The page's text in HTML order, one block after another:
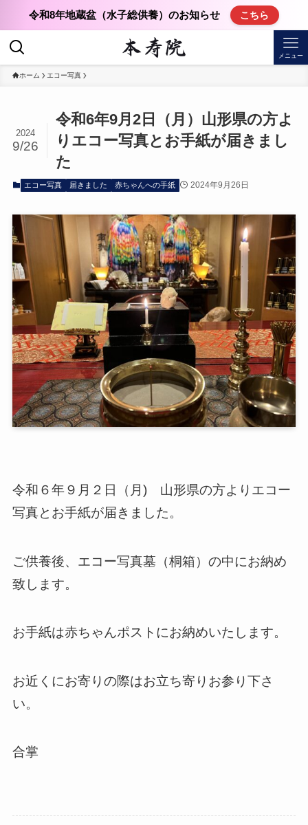
令和8年地蔵盆（水子総供養）のお知らせ こちら
メニュー
ホーム エコー写真
令和6年9月2日（月）山形県の方よ
りエコー写真とお手紙が届きまし
た
2024
9/26
エコー写真 届きました 赤ちゃんへの手紙 2024年9月26日
令和６年９月２日（月) 山形県の方よりエコー
写真とお手紙が届きました。
ご供養後、エコー写真墓（桐箱）の中にお納め
致します。
お手紙は赤ちゃんポストにお納めいたします。
お近くにお寄りの際はお立ち寄りお参り下さ
い。
合掌